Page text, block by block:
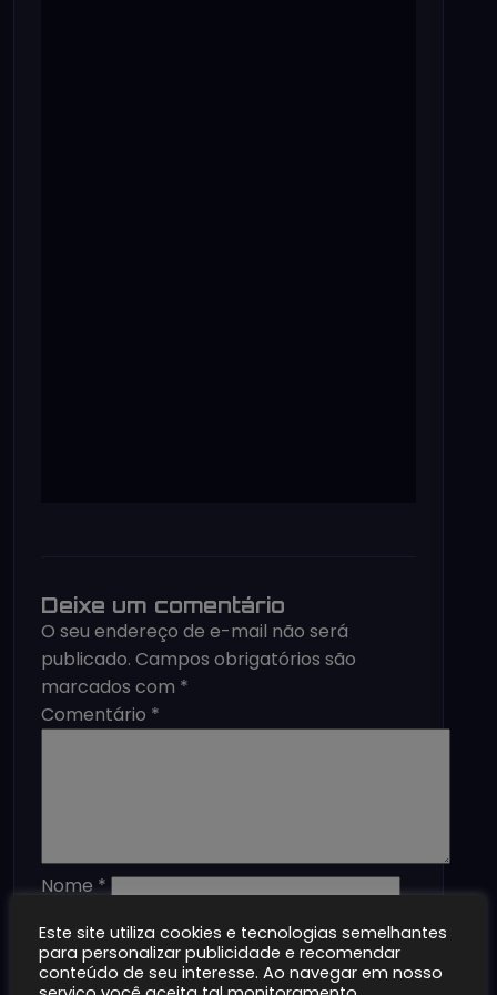
Deixe um comentário
O seu endereço de e-mail não será
publicado. Campos obrigatórios são
marcados com *
Comentário *
Nome *
Site
Salvar meus dados neste navegador
Este site utiliza cookies e tecnologias semelhantes
para personalizar publicidade e recomendar
conteúdo de seu interesse. Ao navegar em nosso